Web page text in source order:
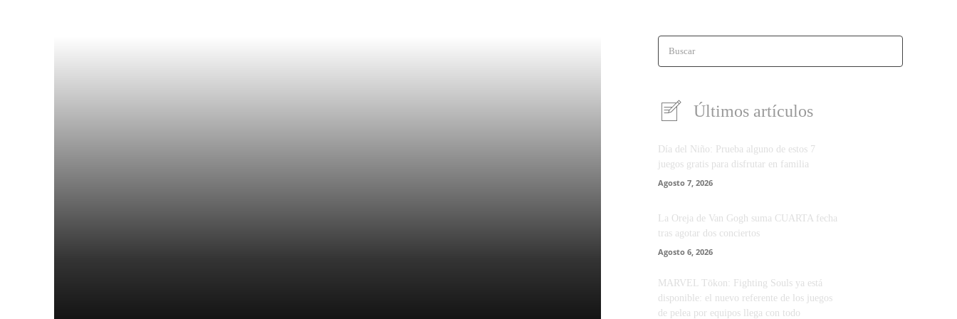
Buscar
Últimos artículos
Día del Niño: Prueba alguno de estos 7
juegos gratis para disfrutar en familia
Agosto 7, 2026
La Oreja de Van Gogh suma CUARTA fecha
tras agotar dos conciertos
Agosto 6, 2026
MARVEL Tōkon: Fighting Souls ya está
disponible: el nuevo referente de los juegos
de pelea por equipos llega con todo